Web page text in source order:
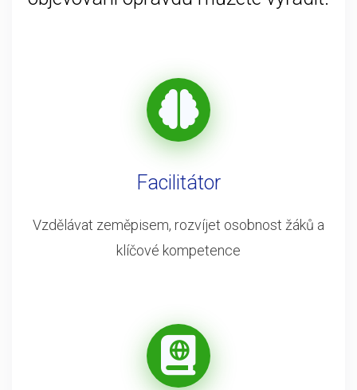
Facilitátor
Vzdělávat zeměpisem, rozvíjet osobnost žáků a
klíčové kompetence